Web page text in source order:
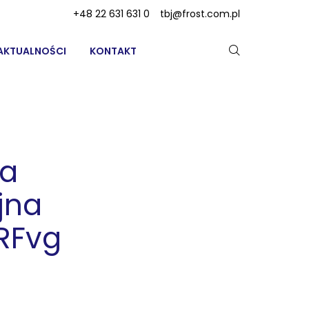
KONTAKT
+48 22 631 631 0 tbj@frost.com.pl